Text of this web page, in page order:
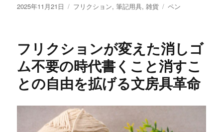
投
2025年11月21日
カ
ー
フリクション,筆記用具,雑貨
タ
ペン
フリクションが変えた消しゴ
ム不要の時代書くこと消すこ
との自由を拡げる文房具革命